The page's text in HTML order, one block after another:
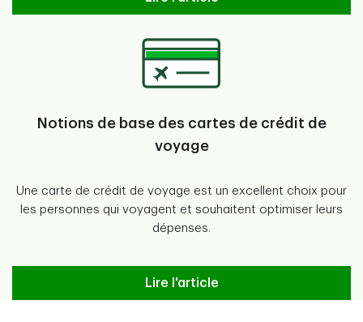
Notions de base des cartes de crédit de
voyage
Une carte de crédit de voyage est un excellent choix pour
les personnes qui voyagent et souhaitent optimiser leurs
dépenses.
Notions de base des cartes de
Lire l'article